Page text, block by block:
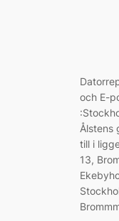
och E-
Ålstens
till i
13,